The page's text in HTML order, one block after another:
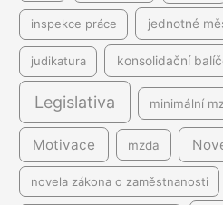
inspekce práce jednotné
judikatura konsolidační
Legislativa minimální
Motivace mzda
novela zákona o zaměstnanosti